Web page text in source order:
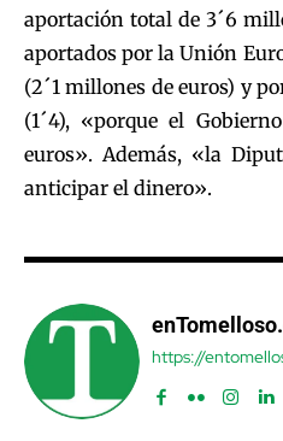
aportación total de 3´6
aportados por la Unión
(2´1 millones de euros) y
(1´4), «porque el
euros». Además, «la
anticipar el dinero».
https://